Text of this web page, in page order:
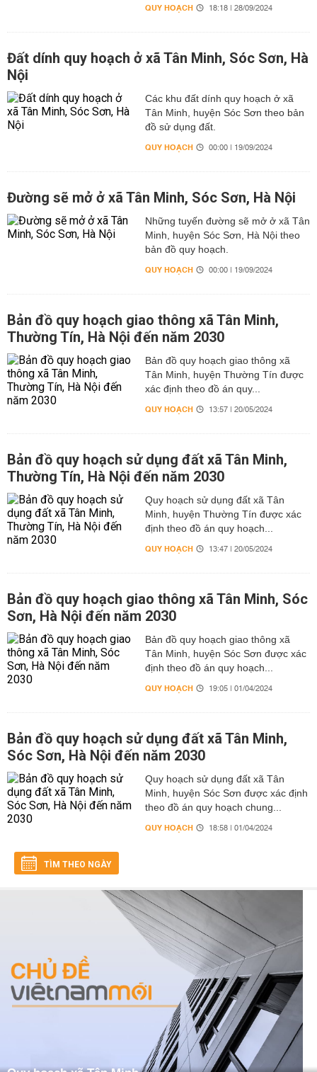
QUY HOẠCH 18:18 | 28/09/2024
Đất dính quy hoạch ở xã Tân Minh, Sóc Sơn, Hà
Nội
Các khu đất dính quy hoạch ở xã
Tân Minh, huyện Sóc Sơn theo bản
đồ sử dụng đất.
QUY HOẠCH 00:00 | 19/09/2024
Đường sẽ mở ở xã Tân Minh, Sóc Sơn, Hà Nội
Những tuyến đường sẽ mở ở xã Tân
Minh, huyện Sóc Sơn, Hà Nội theo
bản đồ quy hoạch.
QUY HOẠCH 00:00 | 19/09/2024
Bản đồ quy hoạch giao thông xã Tân Minh,
Thường Tín, Hà Nội đến năm 2030
Bản đồ quy hoạch giao thông xã
Tân Minh, huyện Thường Tín được
xác định theo đồ án quy...
QUY HOẠCH 13:57 | 20/05/2024
Bản đồ quy hoạch sử dụng đất xã Tân Minh,
Thường Tín, Hà Nội đến năm 2030
Quy hoạch sử dụng đất xã Tân
Minh, huyện Thường Tín được xác
định theo đồ án quy hoạch...
QUY HOẠCH 13:47 | 20/05/2024
Bản đồ quy hoạch giao thông xã Tân Minh, Sóc
Sơn, Hà Nội đến năm 2030
Bản đồ quy hoạch giao thông xã
Tân Minh, huyện Sóc Sơn được xác
định theo đồ án quy hoạch...
QUY HOẠCH 19:05 | 01/04/2024
Bản đồ quy hoạch sử dụng đất xã Tân Minh,
Sóc Sơn, Hà Nội đến năm 2030
Quy hoạch sử dụng đất xã Tân
Minh, huyện Sóc Sơn được xác định
theo đồ án quy hoạch chung...
QUY HOẠCH 18:58 | 01/04/2024
TÌM THEO NGÀY